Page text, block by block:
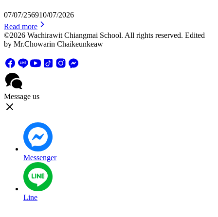
07/07/256910/07/2026
Read more
©2026 Wachirawit Chiangmai School. All rights reserved. Edited
by Mr.Chowarin Chaikeunkeaw
Message us
Messenger
Line